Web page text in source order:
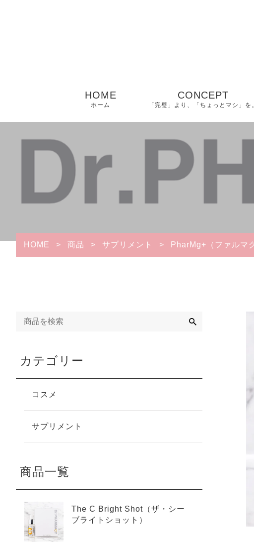
HOME
ホーム
CONCEPT
「完璧」より、「ちょっとマシ」を。
師 佑（タスク）
− FAQ｜よくある質
HOME > 商品 > サプリメント > PharMg+（ファルマ
カテゴリー
コスメ
サプリメント
商品一覧
The C Bright Shot（ザ・シー
ブライトショット）